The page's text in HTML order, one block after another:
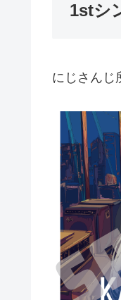
1stシ
にじさんじ